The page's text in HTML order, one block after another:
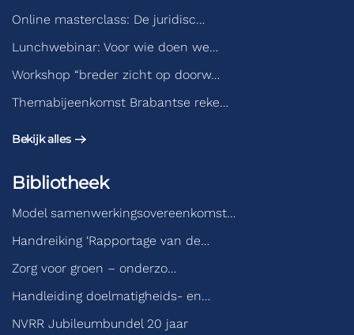
Online masterclass: De juridisc…
Lunchwebinar: Voor wie doen we…
Workshop “breder zicht op doorw…
Themabijeenkomst Brabantse reke…
Bekijk alles
Bibliotheek
Model samenwerkingsovereenkomst…
Handreiking ‘Rapportage van de…
Zorg voor groen – onderzo…
Handleiding doelmatigheids- en…
NVRR Jubileumbundel 20 jaar